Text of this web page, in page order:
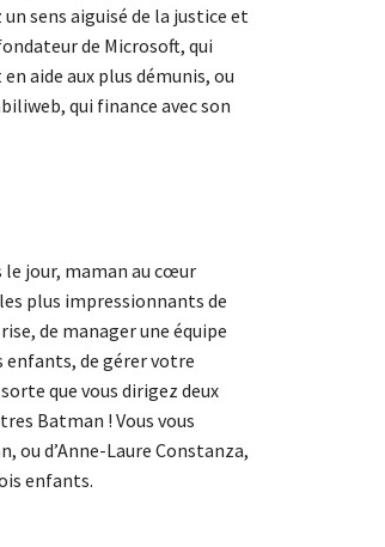
sens aiguisé de la justice et
de Microsoft, qui
aide aux plus démunis, ou
qui finance avec son
le jour, maman au cœur
plus impressionnants de
de manager une équipe
enfants, de gérer votre
que vous dirigez deux
Batman ! Vous vous
ou d’Anne-Laure Constanza,
enfants.